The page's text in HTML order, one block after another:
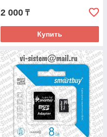
2 000 ₸
Купить